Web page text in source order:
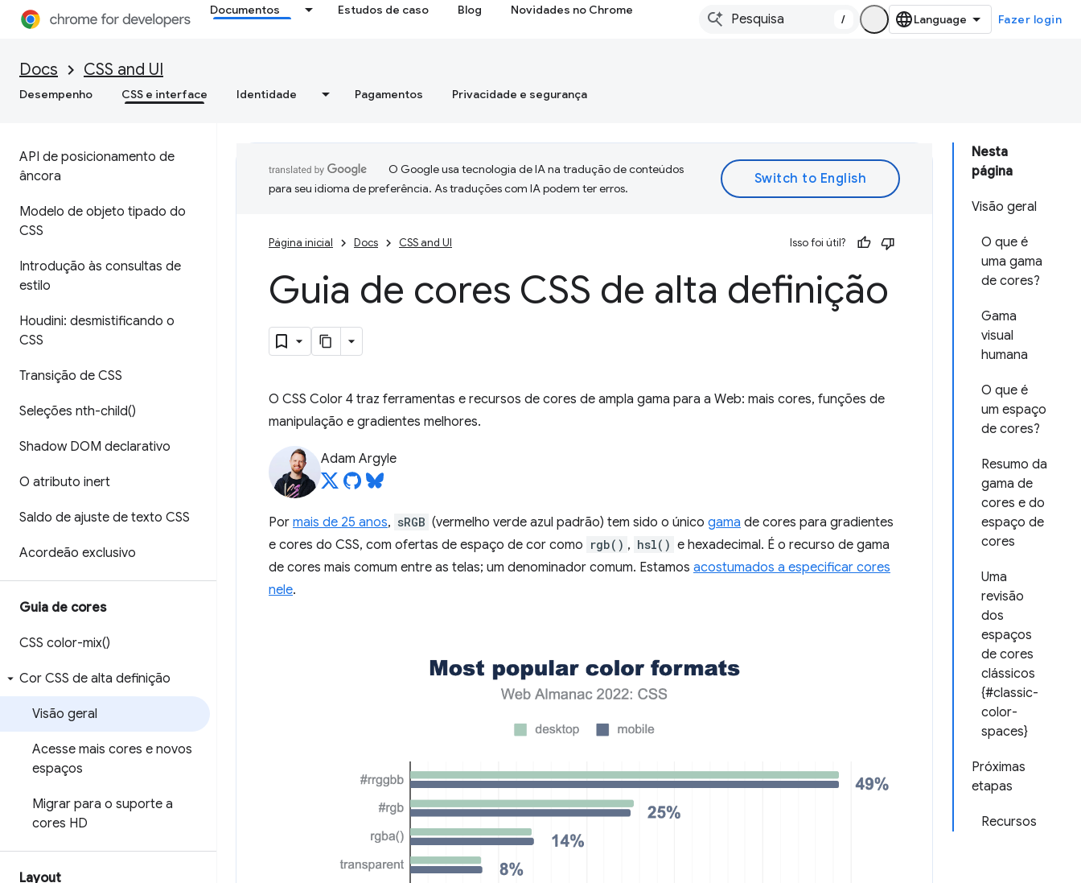
Documentos Estudos de caso Blog Novidades no Chrome
/ Fazer login
Docs CSS and UI
Desempenho CSS e interface Identidade Pagamentos Privacidade e segurança
API de posicionamento de
âncora
Modelo de objeto tipado do
CSS
Introdução às consultas de
estilo
Houdini: desmistificando o
CSS
Transição de CSS
Seleções nth-child()
Shadow DOM declarativo
O atributo inert
Saldo de ajuste de texto CSS
Acordeão exclusivo
Guia de cores
CSS color-mix()
Cor CSS de alta definição
Visão geral
Acesse mais cores e novos
espaços
Migrar para o suporte a
cores HD
Layout
Nesta
página
Visão geral
O que é
uma gama
de cores?
Gama
visual
humana
O que é
um espaço
de cores?
Resumo da
gama de
cores e do
espaço de
cores
Uma
revisão
dos
espaços
de cores
clássicos
{#classic-
color-
spaces}
Próximas
etapas
Recursos
O Google usa tecnologia de IA na tradução de conteúdos
para seu idioma de preferência. As traduções com IA podem ter erros.
Página inicial Docs CSS and UI Isso foi útil?
Guia de cores CSS de alta definição
O CSS Color 4 traz ferramentas e recursos de cores de ampla gama para a Web: mais cores, funções de
manipulação e gradientes melhores.
Adam Argyle
Por mais de 25 anos, sRGB (vermelho verde azul padrão) tem sido o único gama de cores para gradientes
e cores do CSS, com ofertas de espaço de cor como rgb() , hsl() e hexadecimal. É o recurso de gama
de cores mais comum entre as telas; um denominador comum. Estamos acostumados a especificar cores
nele.